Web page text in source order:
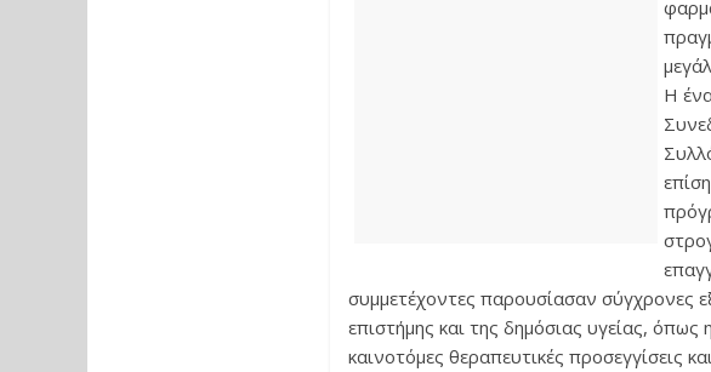
Η
συμμετέχοντες παρουσίασαν σύγχρονες
επιστήμης και της δημόσιας υγείας,
καινοτόμες θεραπευτικές προσεγγίσεις